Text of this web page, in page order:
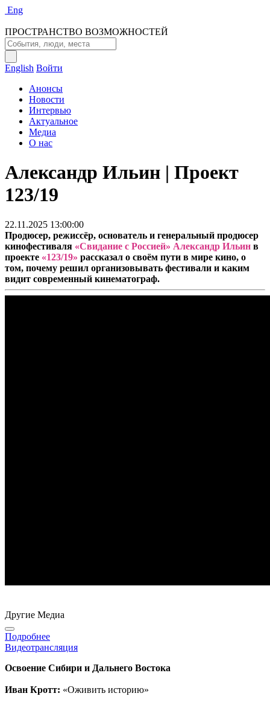
Eng
ПРОСТРАНСТВО ВОЗМОЖНОСТЕЙ
English Войти
Анонсы
Новости
Интервью
Актуальное
Медиа
О нас
Александр Ильин | Проект
123/19
22.11.2025 13:00:00
Продюсер, режиссёр, основатель и генеральный продюсер
кинофестиваля «Свидание с Россией» Александр Ильин в
проекте «123/19» рассказал о своём пути в мире кино, о
том, почему решил организовывать фестивали и каким
видит современный кинематограф.
Другие Медиа
Подробнее
Видеотрансляция
Освоение Сибири и Дальнего Востока
Иван Кротт: «Оживить историю»